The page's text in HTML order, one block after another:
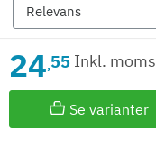
24,55 Inkl. moms
Se varianter